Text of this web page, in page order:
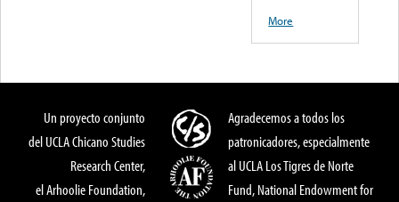
More
Un proyecto conjunto
del UCLA Chicano Studies
Research Center,
el Arhoolie Foundation,
Agradecemos a todos los
patronicadores, especialmente
al UCLA Los Tigres de Norte
Fund, National Endowment for